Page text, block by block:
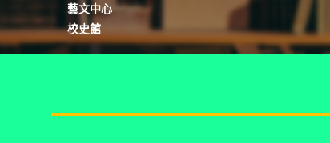
藝文中心
校史館